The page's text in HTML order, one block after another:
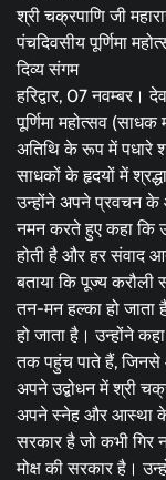
श्री चक्रपाणि जी
पंचदिवसीय पूर्णिमा
दिव्य संगम
हरिद्वार, 07 नवम्बर।
पूर्णिमा महोत्सव
अतिथि के रूप में पधारे
साधकों के हृदयों में
उन्होंने अपने प्रवचन के
नमन करते हुए कहा कि
होती है और हर संवाद
बताया कि पूज्य
तन-मन हल्का हो जाता
हो जाता है। उन्होंने
तक पहुंच पाते हैं, जिनसे
अपने उद्बोधन में श्री
अपने स्नेह और आस्था
सरकार है जो कभी गिर
मोक्ष की सरकार है।